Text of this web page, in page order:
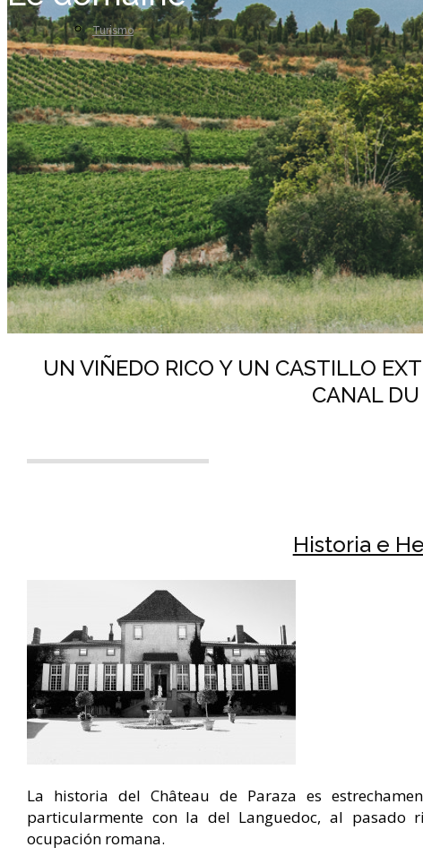
Turismo
UN VIÑEDO RICO Y UN CASTILLO
CANAL
Historia e
La historia del Château de Paraza es
particularmente con la del Languedoc, al
ocupación romana.